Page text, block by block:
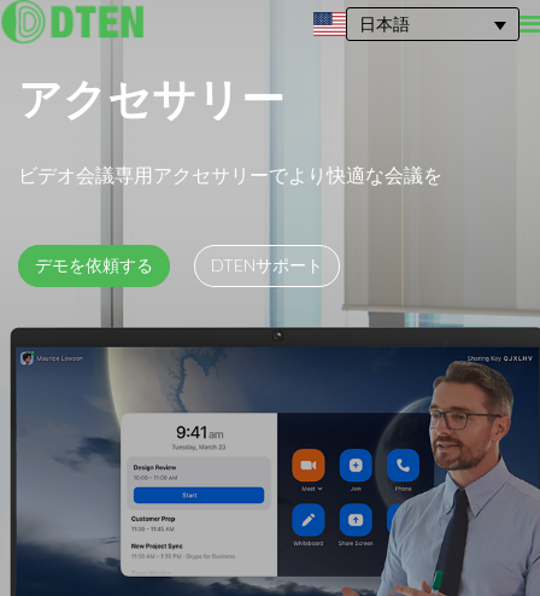
日本語
アクセサリー
ビデオ会議専用アクセサリーでより快適な会議を
デモを依頼する DTENサポート